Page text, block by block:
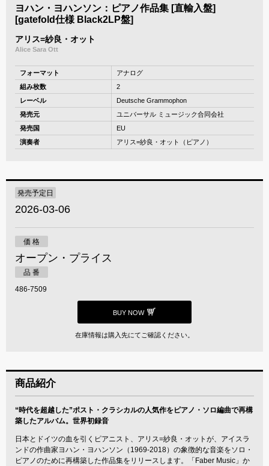
ヨハン・ヨハンソン：ピアノ作品集 [直輸入盤]
[gatefold仕様 Black2LP盤]
アリス=紗良・オット
Alice Sara Ott
フォーマット
アナログ
組み枚数
2
レーベル
Deutsche Grammophon
発売元
ユニバーサル ミュージック合同会社
発売国
EU
演奏者
アリス=紗良・オット（ピアノ）
発売予定日
2026-03-06
価 格
オープン・プライス
品 番
486-7509
BUY NOW
在庫情報は購入先にてご確認ください。
商品紹介
“時代を超越した”ポスト・クラシカルの人気作をピアノ・ソロ編曲で再構
築したアルバム。世界初録音
日本とドイツの血を引くピアニスト、アリス=紗良・オットが、アイスラ
ンドの作曲家ヨハン・ヨハンソン（1969-2018）の象徴的な音楽をソロ・
ピアノのために再構築した作品集をリリースします。「Faber Music」か